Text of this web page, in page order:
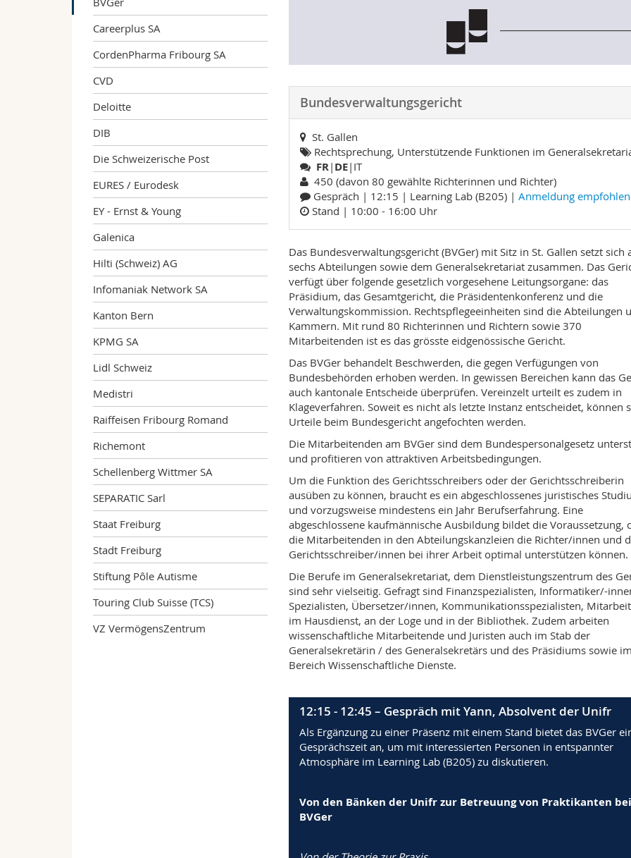
Careerplus SA
CordenPharma Fribourg SA
CVD
Deloitte
DIB
Die Schweizerische Post
EURES / Eurodesk
EY - Ernst & Young
Galenica
Hilti (Schweiz) AG
Infomaniak Network SA
Kanton Bern
KPMG SA
Lidl Schweiz
Medistri
Raiffeisen Fribourg Romand
Richemont
Schellenberg Wittmer SA
SEPARATIC Sarl
Staat Freiburg
Stadt Freiburg
Stiftung Pôle Autisme
Touring Club Suisse (TCS)
VZ VermögensZentrum
Bundesverwaltungsgericht
St. Gallen
Rechtsprechung, Unterstützende Funktionen im
FR| DE|IT
450 (davon 80 gewählte Richterinnen und Richter)
Gespräch | 12:15 | Learning Lab (B205) | Anmeldung empfohlen
Stand | 10:00 - 16:00 Uhr
Das Bundesverwaltungsgericht (BVGer) mit Sitz in St. Gallen setzt sich
sechs Abteilungen sowie dem Generalsekretariat zusammen. Das
verfügt über folgende gesetzlich vorgesehene Leitungsorgane: das
Präsidium, das Gesamtgericht, die Präsidentenkonferenz und die
Verwaltungskommission. Rechtspflegeeinheiten sind die Abteilungen
Kammern. Mit rund 80 Richterinnen und Richtern sowie 370
Mitarbeitenden ist es das grösste eidgenössische Gericht.
Das BVGer behandelt Beschwerden, die gegen Verfügungen von
Bundesbehörden erhoben werden. In gewissen Bereichen kann das
auch kantonale Entscheide überprüfen. Vereinzelt urteilt es zudem in
Klageverfahren. Soweit es nicht als letzte Instanz entscheidet, können
Urteile beim Bundesgericht angefochten werden.
Die Mitarbeitenden am BVGer sind dem Bundespersonalgesetz
und profitieren von attraktiven Arbeitsbedingungen.
Um die Funktion des Gerichtsschreibers oder der Gerichtsschreiberin
ausüben zu können, braucht es ein abgeschlossenes juristisches
und vorzugsweise mindestens ein Jahr Berufserfahrung. Eine
abgeschlossene kaufmännische Ausbildung bildet die Voraussetzung,
die Mitarbeitenden in den Abteilungskanzleien die Richter/innen und
Gerichtsschreiber/innen bei ihrer Arbeit optimal unterstützen können.
Die Berufe im Generalsekretariat, dem Dienstleistungszentrum des
sind sehr vielseitig. Gefragt sind Finanzspezialisten, Informatiker/-
Spezialisten, Übersetzer/innen, Kommunikationsspezialisten,
im Hausdienst, an der Loge und in der Bibliothek. Zudem arbeiten
wissenschaftliche Mitarbeitende und Juristen auch im Stab der
Generalsekretärin / des Generalsekretärs und des Präsidiums sowie im
Bereich Wissenschaftliche Dienste.
12:15 - 12:45 – Gespräch mit Yann, Absolvent der Unifr
Als Ergänzung zu einer Präsenz mit einem Stand bietet das BVGer
Gesprächszeit an, um mit interessierten Personen in entspannter
Atmosphäre im Learning Lab (B205) zu diskutieren.
Von den Bänken der Unifr zur Betreuung von Praktikanten
BVGer